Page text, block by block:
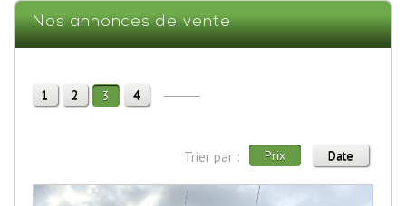
Nos annonces de vente
1 2 3 4
Trier par : Prix Date